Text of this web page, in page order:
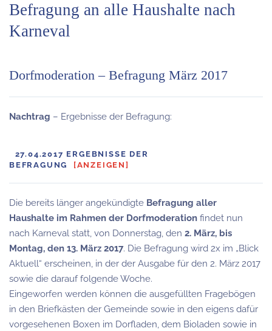
Befragung an alle Haushalte nach
Karneval
Dorfmoderation – Befragung März 2017
Nachtrag – Ergebnisse der Befragung:
27.04.2017 ERGEBNISSE DER
BEFRAGUNG
[ANZEIGEN]
Die bereits länger angekündigte Befragung aller
Haushalte im Rahmen der Dorfmoderation findet nun
nach Karneval statt, von Donnerstag, den 2. März, bis
Montag, den 13. März 2017. Die Befragung wird 2x im „Blick
Aktuell“ erscheinen, in der der Ausgabe für den 2. März 2017
sowie die darauf folgende Woche.
Eingeworfen werden können die ausgefüllten Fragebögen
in den Briefkästen der Gemeinde sowie in den eigens dafür
vorgesehenen Boxen im Dorfladen, dem Bioladen sowie in